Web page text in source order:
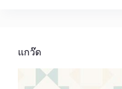
แกว๊ด